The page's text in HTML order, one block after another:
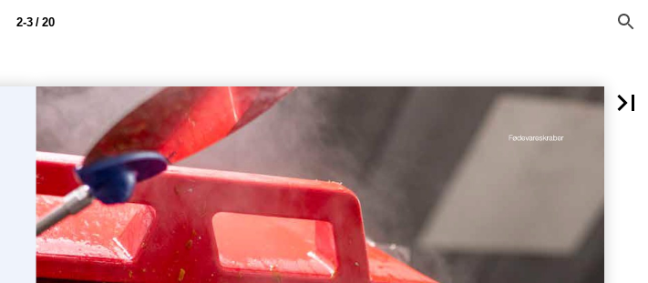
2-3 / 20